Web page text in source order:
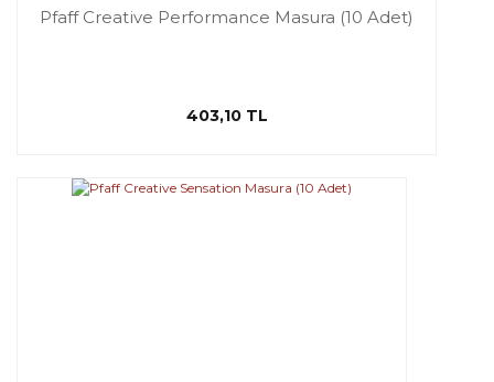
Pfaff Creative Performance Masura (10 Adet)
403,10 TL